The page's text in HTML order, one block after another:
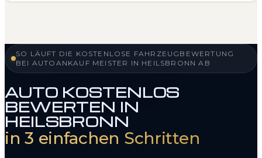
SO LÄUFT DIE KOSTENLOSE FAHRZEUGBEWERTUNG
BEI AUTOANKAUF MEISTER IN HEILSBRONN AB
AUTO KOSTENLOS
BEWERTEN IN
HEILSBRONN
in 3 einfachen Schritten